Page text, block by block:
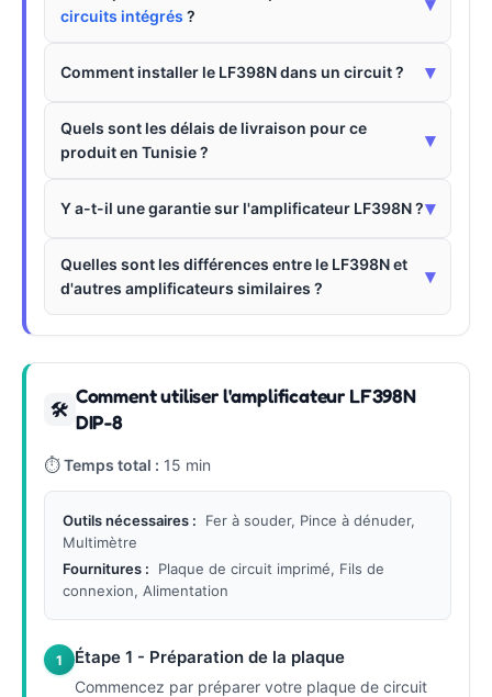
circuits intégrés ?
Comment installer le LF398N dans un circuit ? ▾
Quels sont les délais de livraison pour ce
produit en Tunisie ?
▾
Y a-t-il une garantie sur l'amplificateur LF398N ?▾
Quelles sont les différences entre le LF398N et
d'autres amplificateurs similaires ?
▾
🛠
Comment utiliser l'amplificateur LF398N
DIP-8
⏱Temps total : 15 min
Outils nécessaires :
Fer à souder, Pince à dénuder,
Multimètre
Fournitures :
Plaque de circuit imprimé, Fils de
connexion, Alimentation
1 Étape 1 - Préparation de la plaque
Commencez par préparer votre plaque de circuit